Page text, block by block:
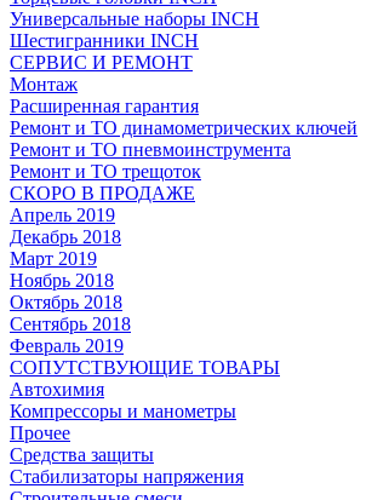
Универсальные наборы INCH
Шестигранники INCH
СЕРВИС И РЕМОНТ
Монтаж
Расширенная гарантия
Ремонт и ТО динамометрических ключей
Ремонт и ТО пневмоинструмента
Ремонт и ТО трещоток
СКОРО В ПРОДАЖЕ
Апрель 2019
Декабрь 2018
Март 2019
Ноябрь 2018
Октябрь 2018
Сентябрь 2018
Февраль 2019
СОПУТСТВУЮЩИЕ ТОВАРЫ
Автохимия
Компрессоры и манометры
Прочее
Средства защиты
Стабилизаторы напряжения